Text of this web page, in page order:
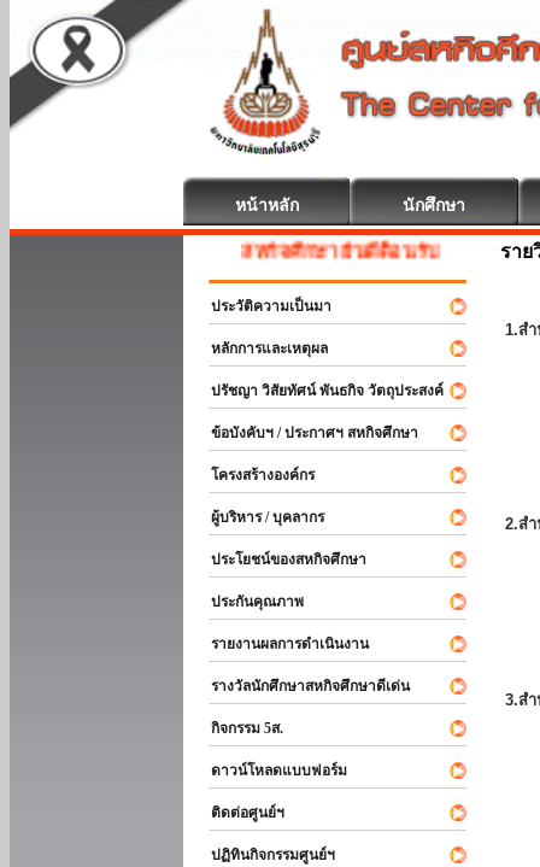
หน้าหลัก นักศึกษา
สหกิจศึกษา ยินดีต้อนรับ
ประวัติความเป็นมา
หลักการและเหตุผล
ปรัชญา วิสัยทัศน์ พันธกิจ วัตถุประสงค์
ข้อบังคับฯ / ประกาศฯ สหกิจศึกษา
โครงสร้างองค์กร
ผู้บริหาร / บุคลากร
ประโยชน์ของสหกิจศึกษา
ประกันคุณภาพ
รายงานผลการดำเนินงาน
รางวัลนักศึกษาสหกิจศึกษาดีเด่น
กิจกรรม 5ส.
ดาวน์โหลดแบบฟอร์ม
ติดต่อศูนย์ฯ
ปฏิทินกิจกรรมศูนย์ฯ
ราย
1.ส
2.ส
3.ส